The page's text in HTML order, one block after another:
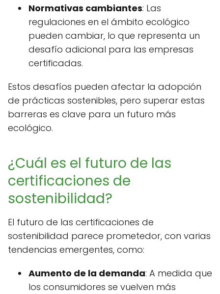
Normativas cambiantes: Las
regulaciones en el ámbito ecológico
pueden cambiar, lo que representa un
desafío adicional para las empresas
certificadas.
Estos desafíos pueden afectar la adopción
de prácticas sostenibles, pero superar estas
barreras es clave para un futuro más
ecológico.
¿Cuál es el futuro de las
certificaciones de
sostenibilidad?
El futuro de las certificaciones de
sostenibilidad parece prometedor, con varias
tendencias emergentes, como:
Aumento de la demanda: A medida que
los consumidores se vuelven más